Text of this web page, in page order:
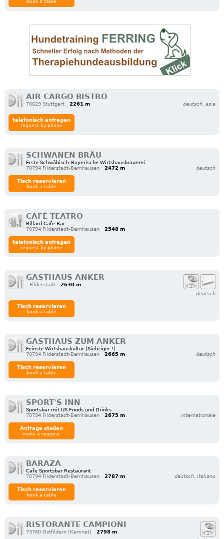
book a table
AIR CARGO BISTRO
70629 Stuttgart 2261 m deutsch, asia
telefonisch anfragen
request by phone
SCHWANEN BRÄU
Erste Schwäbisch-Bayerische Wirtshausbrauerei
70794 Filderstadt-Bernhausen
2472 m deutsch
Tisch reservieren
book a table
CAFÉ TEATRO
Billard Cafe Bar
70794 Filderstadt-Bernhausen
2548 m
telefonisch anfragen
request by phone
GASTHAUS ANKER
- Filderstadt
2630 m
deutsch
Tisch reservieren
book a table
GASTHAUS ZUM ANKER
Feinste Wirtshauskultur (Siebziger !)
70794 Filderstadt-Bernhausen
2665 m deutsch
Tisch reservieren
book a table
SPORT'S INN
Sportsbar mit US Foods und Drinks
70794 Filderstadt-Bernhausen
2675 m internationale
Anfrage stellen
make a request
BARAZA
Cafe Sportsbar Restaurant
70794 Filderstadt-Bernhausen
2787 m deutsch, italiano
Tisch reservieren
book a table
RISTORANTE CAMPIONI
73760 Ostfildern (Kemnat)
2798 m